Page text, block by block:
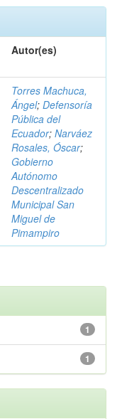
Autor(es)
Torres Machuca,
Ángel; Defensoría
Pública del
Ecuador; Narváez
Rosales, Óscar;
Gobierno
Autónomo
Descentralizado
Municipal San
Miguel de
Pimampiro
1
1